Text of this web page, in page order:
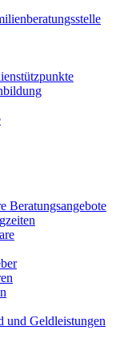
Beratungsangebote
und Geldleistungen